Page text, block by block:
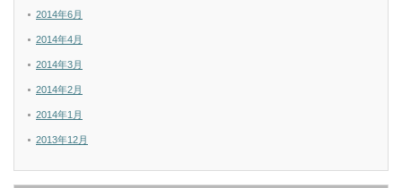
2014年6月
2014年4月
2014年3月
2014年2月
2014年1月
2013年12月